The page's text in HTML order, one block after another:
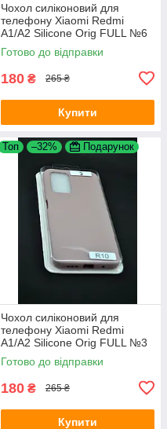
Чохол силіконовий для
телефону Xiaomi Redmi
A1/A2 Silicone Orig FULL №6
cocoa 4you
Готово до відправки
180 ₴ 265 ₴
Купити
Топ –32% Подарунок
Чохол силіконовий для
телефону Xiaomi Redmi
A1/A2 Silicone Orig FULL №3
Pink sand 4you
Готово до відправки
180 ₴ 265 ₴
Купити